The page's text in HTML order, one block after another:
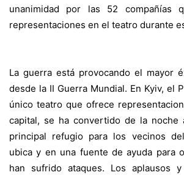
unanimidad por las 52 compañías
representaciones en el teatro durante
La guerra está provocando el mayor
desde la II Guerra Mundial. En Kyiv, el
único teatro que ofrece
capital, se ha convertido de la noche
principal refugio para los vecinos
ubica y en una fuente de ayuda para
han sufrido ataques. Los aplausos